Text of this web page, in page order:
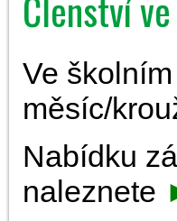
Ve
měsíc/
Nabídku
naleznete